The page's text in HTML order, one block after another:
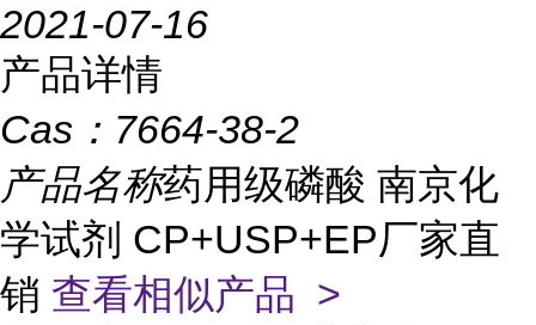
2021-07-16
产品详情
Cas： 7664-38-2
产品名称药用级磷酸 南京化
学试剂 CP+USP+EP厂家直
销 查看相似产品 >